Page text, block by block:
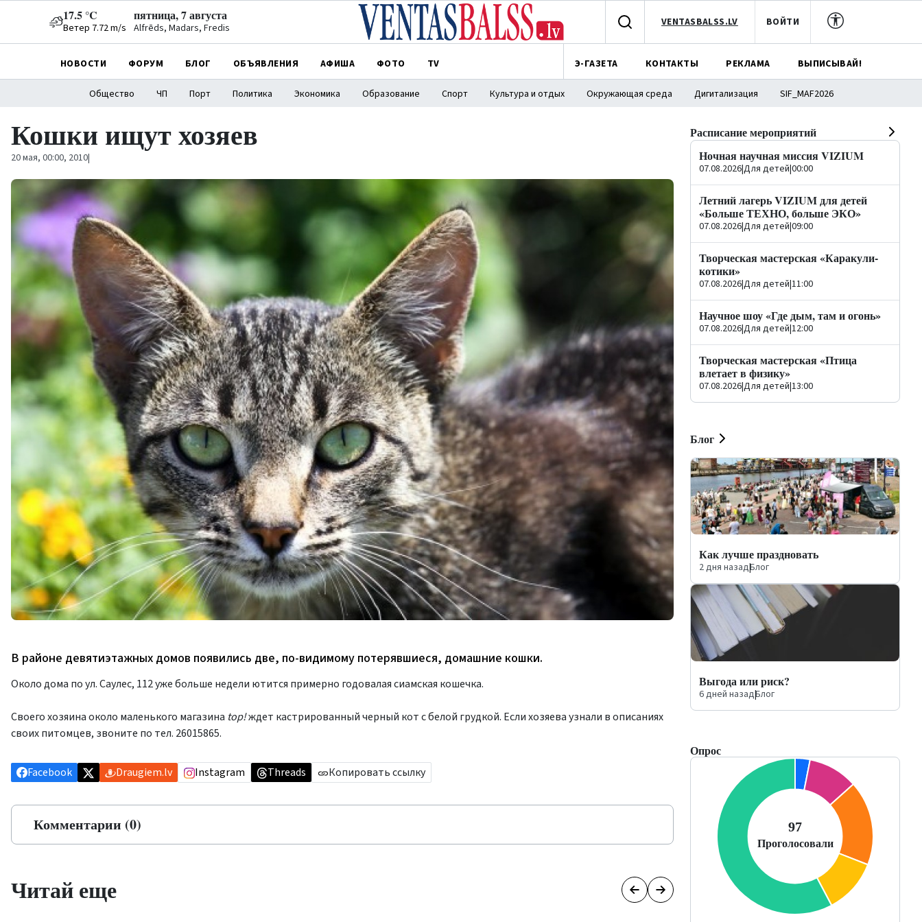
17.5 °C
Ветер 7.72 m/s
пятница, 7 августа
Alfrēds, Madars, Fredis VENTASBALSS.LV ВОЙТИ
НОВОСТИ ФОРУМ БЛОГ ОБЪЯВЛЕНИЯ АФИША ФОТО TV Э-ГАЗЕТА КОНТАКТЫ РЕКЛАМА ВЫПИСЫВАЙ!
Общество ЧП Порт Политика Экономика Образование Спорт Культура и отдых Окружающая среда Дигитализация SIF_MAF2026
Кошки ищут хозяев
20 мая, 00:00, 2010|
В районе девятиэтажных домов появились две, по-видимому потерявшиеся, домашние кошки.
Около дома по ул. Саулес, 112 уже больше недели ютится примерно годовалая сиамская кошечка.
Своего хозяина около маленького магазина top!ждет кастрированный черный кот с белой грудкой. Если хозяева узнали в описаниях
своих питомцев, звоните по тел. 26015865.
Facebook Draugiem.lv Instagram Threads Копировать ссылку
Комментарии (0)
Читай еще
Расписание мероприятий
Ночная научная миссия VIZIUM
07.08.2026|Для детей|00:00
Летний лагерь VIZIUM для детей
«Больше ТЕХНО, больше ЭКО»
07.08.2026|Для детей|09:00
Творческая мастерская «Каракули-
котики»
07.08.2026|Для детей|11:00
Научное шоу «Где дым, там и огонь»
07.08.2026|Для детей|12:00
Творческая мастерская «Птица
влетает в физику»
07.08.2026|Для детей|13:00
Блог
Как лучше праздновать
2 дня назад|Блог
Выгода или риск?
6 дней назад|Блог
Опрос